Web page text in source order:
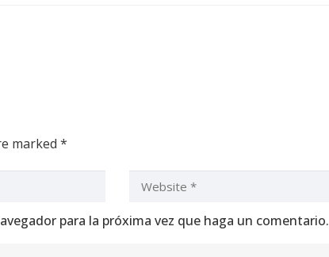
marked *
para la próxima vez que haga un comentario.